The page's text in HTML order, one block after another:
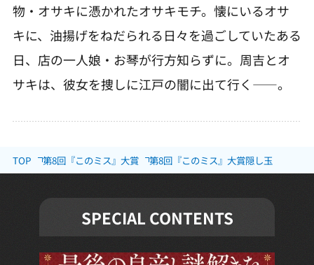
TOP 第8回『このミス』大賞 第8回『このミス』大賞隠し玉
物・オサキに憑かれたオサキモチ。懐にいるオサ
キに、油揚げをねだられる日々を過ごしていたある
日、店の一人娘・お琴が行方知らずに。周吉とオ
サキは、彼女を捜しに江戸の闇に出て行く――。
SPECIAL CONTENTS